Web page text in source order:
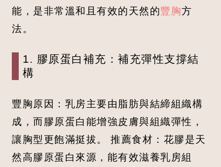
能，是非常溫和且有效的天然的豐胸方
法。
1. 膠原蛋白補充：補充彈性支撐結
構
豐胸原因：乳房主要由脂肪與結締組織構
成，而膠原蛋白能增強皮膚與組織彈性，
讓胸型更飽滿挺拔。 推薦食材：花膠是天
然高膠原蛋白來源，能有效滋養乳房組